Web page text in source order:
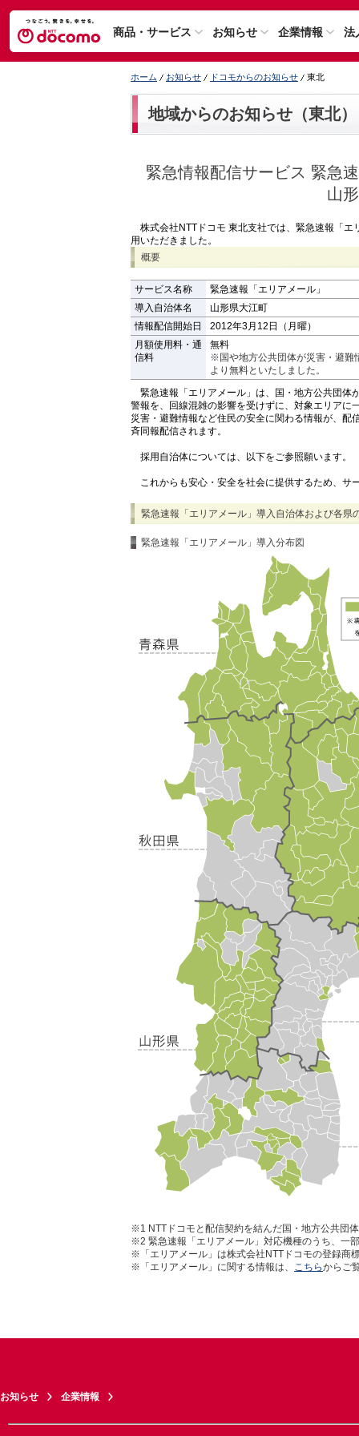
商品・サービス お知らせ 企業情報 法
ホーム お知らせ ドコモからのお知らせ 東北
地域からのお知らせ（東北）
緊急情報配信サービス 緊急
山
株式会社NTTドコモ 東北支社では、緊急速報「エ
用いただきました。
概要
サービス名称
緊急速報「エリアメール」
導入自治体名
山形県大江町
情報配信開始日
2012年3月12日（月曜）
月額使用料・通
信料
無料
※国や地方公共団体が災害・避難
より無料といたしました。
緊急速報「エリアメール」は、国・地方公共団体
警報を、回線混雑の影響を受けずに、対象エリアに
災害・避難情報など住民の安全に関わる情報が、配
斉同報配信されます。
採用自治体については、以下をご参照願います。
これからも安心・安全を社会に提供するため、サ
緊急速報「エリアメール」導入自治体および各県
緊急速報「エリアメール」導入分布図
※1 NTTドコモと配信契約を結んだ国・地方公共団
※2 緊急速報「エリアメール」対応機種のうち、一
※「エリアメール」は株式会社NTTドコモの登録商
※「エリアメール」に関する情報は、
こちらからご
お知らせ 企業情報